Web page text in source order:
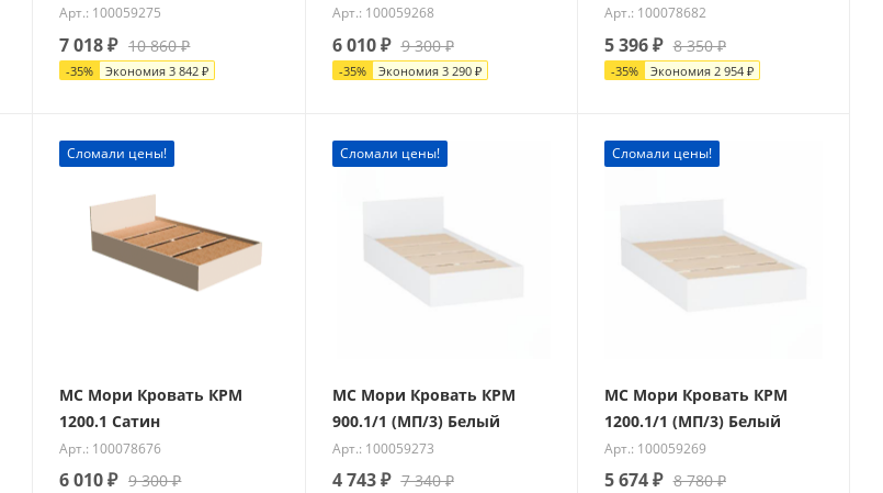
Арт.: 100059275
7 018₽ 10 860₽
-35% Экономия3 842 ₽
Арт.: 100059268
6 010₽ 9 300₽
-35% Экономия 3 290₽
Арт.: 100078682
5 396₽ 8 350₽
-35% Экономия 2 954₽
Сломали цены!
МС Мори Кровать КРМ
1200.1 Сатин
Арт.: 100078676
6 010₽ 9 300₽
Сломали цены!
МС Мори Кровать КРМ
900.1/1 (МП/3) Белый
Арт.: 100059273
4 743₽ 7 340₽
Сломали цены!
МС Мори Кровать КРМ
1200.1/1 (МП/3) Белый
Арт.: 100059269
5 674₽ 8 780₽